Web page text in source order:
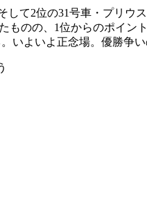
して2位の31号車・プリウ
ものの、1位からのポイ
いよいよ正念場。優勝争